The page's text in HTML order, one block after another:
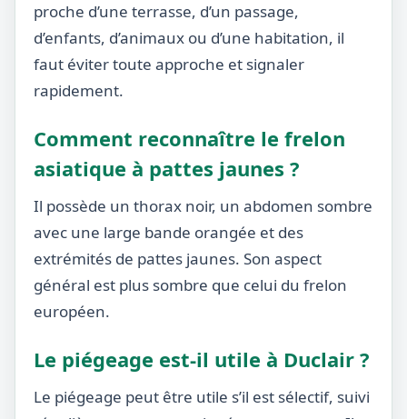
proche d’une terrasse, d’un passage,
d’enfants, d’animaux ou d’une habitation, il
faut éviter toute approche et signaler
rapidement.
Comment reconnaître le frelon
asiatique à pattes jaunes ?
Il possède un thorax noir, un abdomen sombre
avec une large bande orangée et des
extrémités de pattes jaunes. Son aspect
général est plus sombre que celui du frelon
européen.
Le piégeage est-il utile à Duclair ?
Le piégeage peut être utile s’il est sélectif, suivi